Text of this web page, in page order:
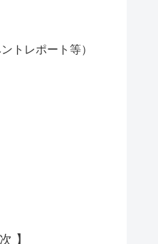
トレポート等）
】